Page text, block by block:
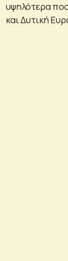
υψηλότερα
και Δυτική